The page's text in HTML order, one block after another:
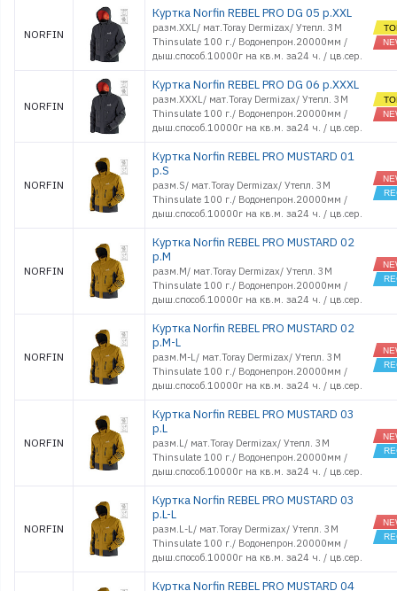
NORFIN
Куртка Norfin REBEL PRO DG 05 р.XXL
разм.XXL/ мат.Toray Dermizax/ Утепл. 3M
Thinsulate 100 г./ Водонепрон.20000мм /
дыш.способ.10000г на кв.м. за24 ч. / цв.cер.
NORFIN
Куртка Norfin REBEL PRO DG 06 р.XXXL
разм.XXXL/ мат.Toray Dermizax/ Утепл. 3M
Thinsulate 100 г./ Водонепрон.20000мм /
дыш.способ.10000г на кв.м. за24 ч. / цв.cер.
NORFIN
Куртка Norfin REBEL PRO MUSTARD 01
р.S
разм.S/ мат.Toray Dermizax/ Утепл. 3M
Thinsulate 100 г./ Водонепрон.20000мм /
дыш.способ.10000г на кв.м. за24 ч. / цв.cер.
NORFIN
Куртка Norfin REBEL PRO MUSTARD 02
р.M
разм.M/ мат.Toray Dermizax/ Утепл. 3M
Thinsulate 100 г./ Водонепрон.20000мм /
дыш.способ.10000г на кв.м. за24 ч. / цв.cер.
NORFIN
Куртка Norfin REBEL PRO MUSTARD 02
р.M-L
разм.M-L/ мат.Toray Dermizax/ Утепл. 3M
Thinsulate 100 г./ Водонепрон.20000мм /
дыш.способ.10000г на кв.м. за24 ч. / цв.cер.
NORFIN
Куртка Norfin REBEL PRO MUSTARD 03
р.L
разм.L/ мат.Toray Dermizax/ Утепл. 3M
Thinsulate 100 г./ Водонепрон.20000мм /
дыш.способ.10000г на кв.м. за24 ч. / цв.cер.
NORFIN
Куртка Norfin REBEL PRO MUSTARD 03
р.L-L
разм.L-L/ мат.Toray Dermizax/ Утепл. 3M
Thinsulate 100 г./ Водонепрон.20000мм /
дыш.способ.10000г на кв.м. за24 ч. / цв.cер.
Куртка Norfin REBEL PRO MUSTARD 04